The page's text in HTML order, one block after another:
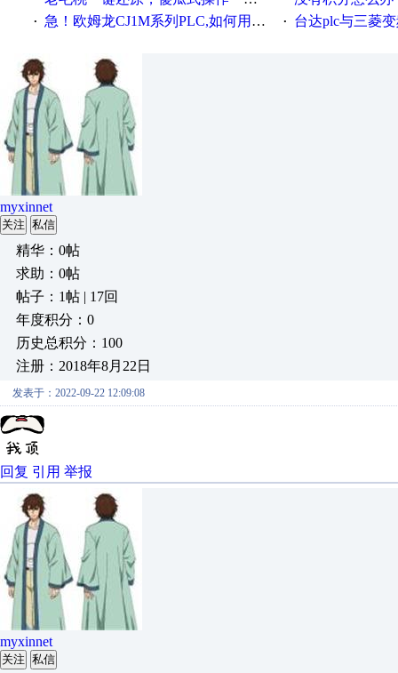
· 急！欧姆龙CJ1M系列PLC,如何用时间控制变频器。要求时间在组态王中可以自由输入！拜托各位大神了！ · 台达plc与三菱
myxinnet
关注 私信
精华：0帖
求助：0帖
帖子：1帖 | 17回
年度积分：0
历史总积分：100
注册：2018年8月22日
发表于：2022-09-22 12:09:08
回复 引用 举报
myxinnet
关注 私信